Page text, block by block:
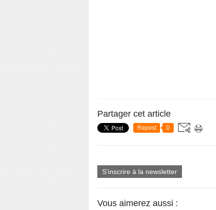
Partager cet article
Repost 0
S'inscrire à la newsletter
Vous aimerez aussi :